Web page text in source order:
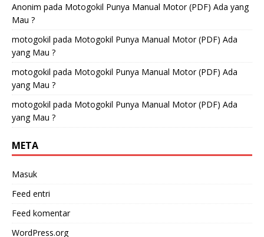
Anonim pada Motogokil Punya Manual Motor (PDF) Ada yang
Mau ?
motogokil pada Motogokil Punya Manual Motor (PDF) Ada
yang Mau ?
motogokil pada Motogokil Punya Manual Motor (PDF) Ada
yang Mau ?
motogokil pada Motogokil Punya Manual Motor (PDF) Ada
yang Mau ?
META
Masuk
Feed entri
Feed komentar
WordPress.org